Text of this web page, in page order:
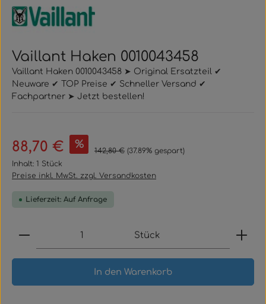
Vaillant Haken 0010043458
Vaillant Haken 0010043458 ➤ Original Ersatzteil ✔
Neuware ✔ TOP Preise ✔ Schneller Versand ✔
Fachpartner ➤ Jetzt bestellen!
Verkaufspreis:
88,70 € % Regulärer Preis:
142,80 € (37.89% gespart)
Inhalt: 1 Stück
Preise inkl. MwSt. zzgl. Versandkosten
Lieferzeit: Auf Anfrage
Produkt Anzahl: Gib den gewünschten Wert
Stück
In den Warenkorb